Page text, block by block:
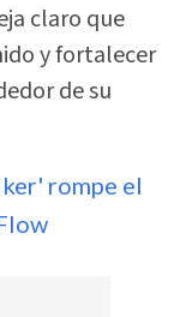
claro que
y fortalecer
de su
rompe el